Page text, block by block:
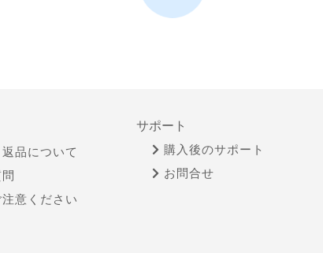
品について
意ください
サポート
購入後のサポート
お問合せ